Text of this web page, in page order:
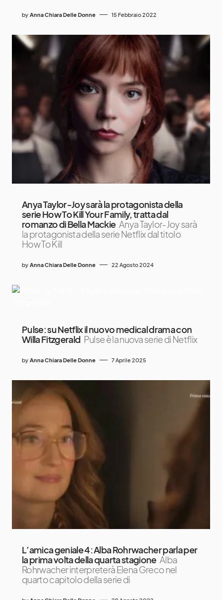
by Anna Chiara Delle Donne 15 Febbraio 2022
Anya Taylor-Joy sarà la protagonista della
serie How To Kill Your Family, tratta dal
romanzo di Bella Mackie Anya Taylor-Joy sarà
la protagonista della serie Netflix dal titolo
How To Kill
by Anna Chiara Delle Donne 22 Agosto 2024
Pulse: su Netflix il nuovo medical drama con
Willa Fitzgerald Pulse è la nuova serie di Netflix
by Anna Chiara Delle Donne 7 Aprile 2025
L’amica geniale 4: Alba Rohrwacher parla per
la prima volta della quarta stagione Alba
Rohrwacher interpreterà Elena Greco nel
quarto capitolo della serie di